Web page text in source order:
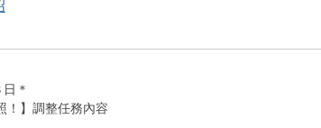
＊
！】調整任務內容